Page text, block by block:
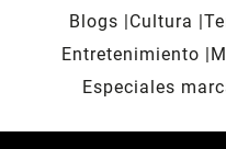
Blogs
Cultura
Entretenimiento
Especiales